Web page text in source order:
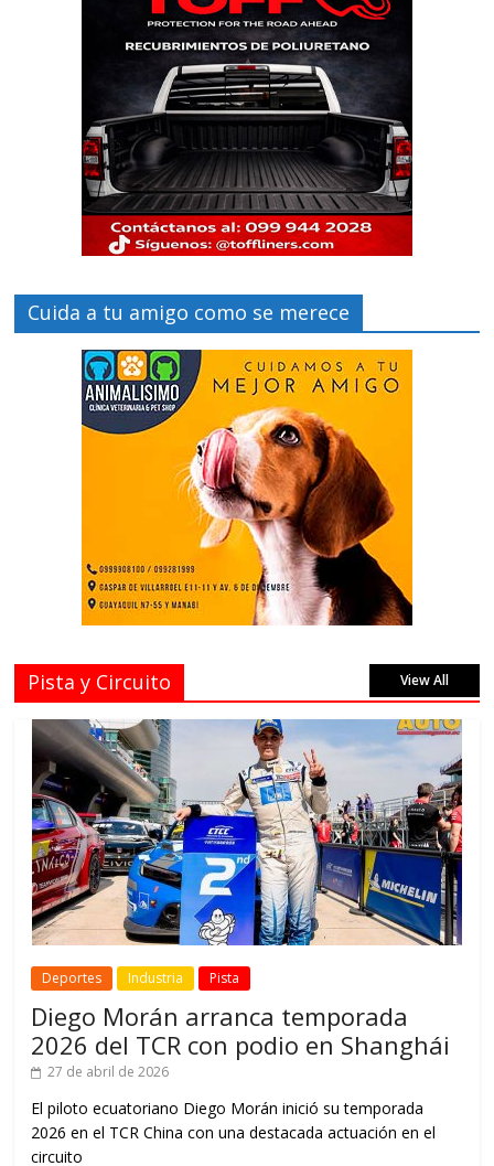
Cuida a tu amigo como se merece
Pista y Circuito View All
Deportes Industria Pista
Diego Morán arranca temporada
2026 del TCR con podio en Shanghái
27 de abril de 2026
El piloto ecuatoriano Diego Morán inició su temporada
2026 en el TCR China con una destacada actuación en el
circuito